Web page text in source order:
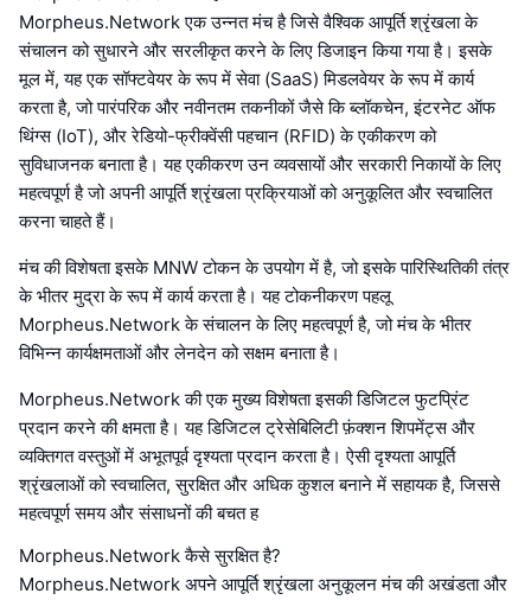
Morpheus.Network एक उन्नत मंच है जिसे वैश्विक आपूर्ति श्रृंखला के
संचालन को सुधारने और सरलीकृत करने के लिए डिजाइन किया गया है। इसके
मूल में, यह एक सॉफ्टवेयर के रूप में सेवा (SaaS) मिडलवेयर के रूप में कार्य
करता है, जो पारंपरिक और नवीनतम तकनीकों जैसे कि ब्लॉकचेन, इंटरनेट ऑफ
थिंग्स (IoT), और रेडियो-फ्रीक्वेंसी पहचान (RFID) के एकीकरण को
सुविधाजनक बनाता है। यह एकीकरण उन व्यवसायों और सरकारी निकायों के लिए
महत्वपूर्ण है जो अपनी आपूर्ति श्रृंखला प्रक्रियाओं को अनुकूलित और स्वचालित
करना चाहते हैं।
मंच की विशेषता इसके MNW टोकन के उपयोग में है, जो इसके पारिस्थितिकी तंत्र
के भीतर मुद्रा के रूप में कार्य करता है। यह टोकनीकरण पहलू
Morpheus.Network के संचालन के लिए महत्वपूर्ण है, जो मंच के भीतर
विभिन्न कार्यक्षमताओं और लेनदेन को सक्षम बनाता है।
Morpheus.Network की एक मुख्य विशेषता इसकी डिजिटल फुटप्रिंट
प्रदान करने की क्षमता है। यह डिजिटल ट्रेसेबिलिटी फ़ंक्शन शिपमेंट्स और
व्यक्तिगत वस्तुओं में अभूतपूर्व दृश्यता प्रदान करता है। ऐसी दृश्यता आपूर्ति
श्रृंखलाओं को स्वचालित, सुरक्षित और अधिक कुशल बनाने में सहायक है, जिससे
महत्वपूर्ण समय और संसाधनों की बचत ह
Morpheus.Network कैसे सुरक्षित है?
Morpheus.Network अपने आपूर्ति श्रृंखला अनुकूलन मंच की अखंडता और